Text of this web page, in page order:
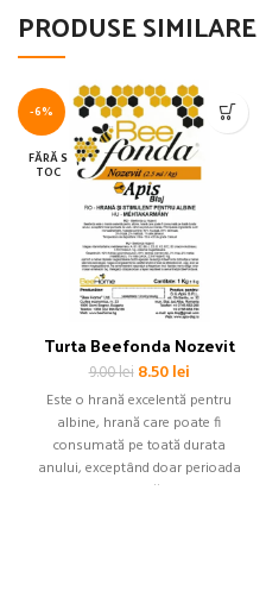
PRODUSE SIMILARE
-6%
FĂRĂ S
TOC
Turta Beefonda Nozevit
9.00lei Prețul
inițial
a
fost:
9.00 lei.
8.50leiPrețul
curent
este:
8.50 lei.
Este o hrană excelentă pentru
albine, hrană care poate fi
consumată pe toată durata
anului, exceptând doar perioada
de vară,